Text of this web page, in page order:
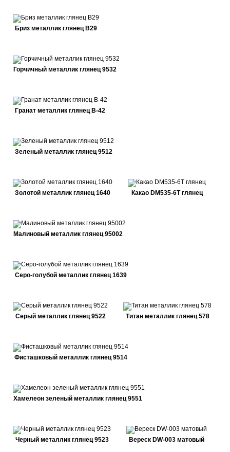
Бриз металлик глянец В29
Горчичный металлик глянец 9532
Гранат металлик глянец В-42
Зеленый металлик глянец 9512
Золотой металлик глянец 1640 Какао DM535-6Т глянец
Малиновый металлик глянец 95002
Серо-голубой металлик глянец 1639
Серый металлик глянец 9522 Титан металлик глянец 578
Фисташковый металлик глянец 9514
Хамелеон зеленый металлик глянец 9551
Черный металлик глянец 9523 Вереск DW-003 матовый